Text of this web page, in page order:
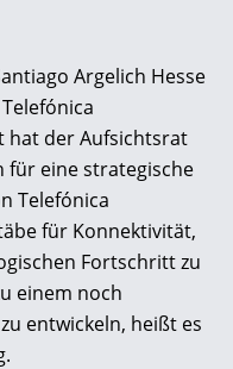
Argelich Hesse
hat der Aufsichtsrat
für eine strategische
Telefónica
für Konnektivität,
Fortschritt zu
einem noch
entwickeln, heißt es